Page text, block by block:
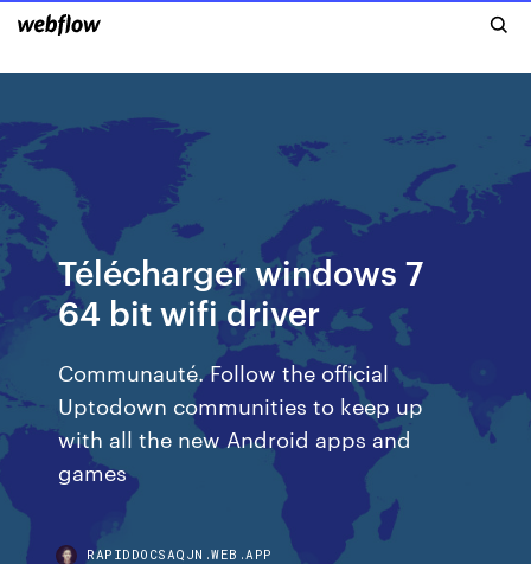
Télécharger windows 7
64 bit wifi driver
Communauté. Follow the official
Uptodown communities to keep up
with all the new Android apps and
games
RAPIDDOCSAQJN.WEB.APP